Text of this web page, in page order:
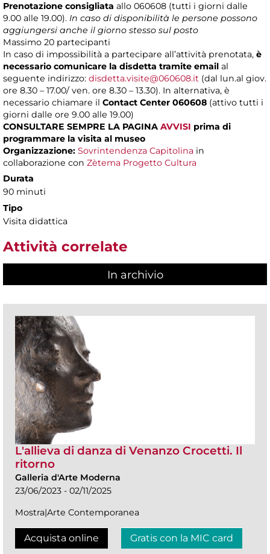
Prenotazione consigliata allo 060608 (tutti i giorni dalle
9.00 alle 19.00). In caso di disponibilità le persone possono
aggiungersi anche il giorno stesso sul posto
Massimo 20 partecipanti
In caso di impossibilità a partecipare all’attività prenotata, è
necessario comunicare la disdetta tramite email al
seguente indirizzo: disdetta.visite@060608.it (dal lun.al giov.
ore 8.30 – 17.00/ ven. ore 8.30 – 13.30). In alternativa, è
necessario chiamare il Contact Center 060608 (attivo tutti i
giorni dalle ore 9.00 alle 19.00)
CONSULTARE SEMPRE LA PAGINA AVVISI prima di
programmare la visita al museo
Organizzazione: Sovrintendenza Capitolina in
collaborazione con Zètema Progetto Cultura
Durata
90 minuti
Tipo
Visita didattica
Attività correlate
In archivio
L'allieva di danza di Venanzo Crocetti. Il
ritorno
Galleria d'Arte Moderna
23/06/2023 - 02/11/2025
Mostra|Arte Contemporanea
Acquista online Gratis con la MIC card